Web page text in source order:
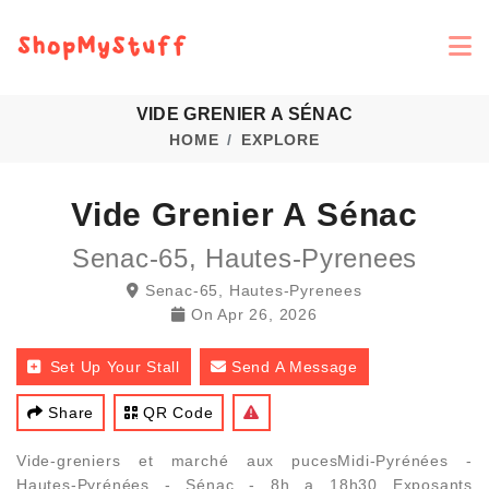
VIDE GRENIER A SÉNAC
HOME EXPLORE
Vide Grenier A Sénac
Senac-65, Hautes-Pyrenees
Senac-65, Hautes-Pyrenees
On Apr 26, 2026
Set Up Your Stall Send A Message
Share QR Code
Vide-greniers et marché aux pucesMidi-Pyrénées -
Hautes-Pyrénées - Sénac - 8h a 18h30 Exposants